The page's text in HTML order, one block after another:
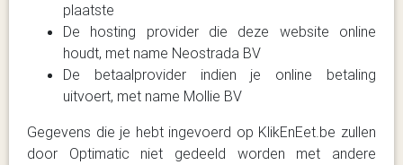
plaatste
De hosting provider die deze website online
houdt, met name Neostrada BV
De betaalprovider indien je online betaling
uitvoert, met name Mollie BV
Gegevens die je hebt ingevoerd op KlikEnEet.be zullen
door Optimatic niet gedeeld worden met andere